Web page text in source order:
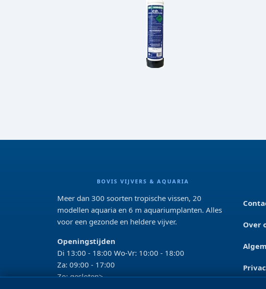
BOVIS VIJVERS & AQUARIA
Meer dan 300 soorten tropische vissen, 20
modellen aquaria en 6 m aquariumplanten. Alles
voor een gezonde en heldere vijver.
Openingstijden
Di 13:00 - 18:00 Wo-Vr: 10:00 - 18:00
Za: 09:00 - 17:00
Zo: gesloten>
Over